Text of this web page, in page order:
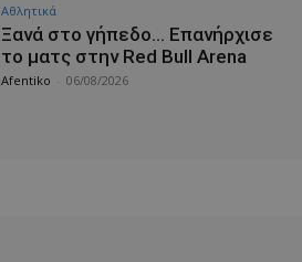
Αθλητικά
Ξανά στο γήπεδο… Επανήρχισε
το ματς στην Red Bull Arena
Afentiko 06/08/2026